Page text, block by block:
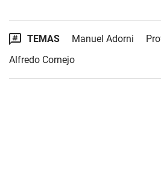
TEMAS Manuel Adorni
Alfredo Cornejo